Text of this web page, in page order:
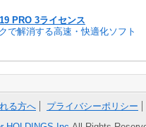
PRO 3ライセンス
で解消する高速・快適化ソフト
る方へ プライバシーポリシー